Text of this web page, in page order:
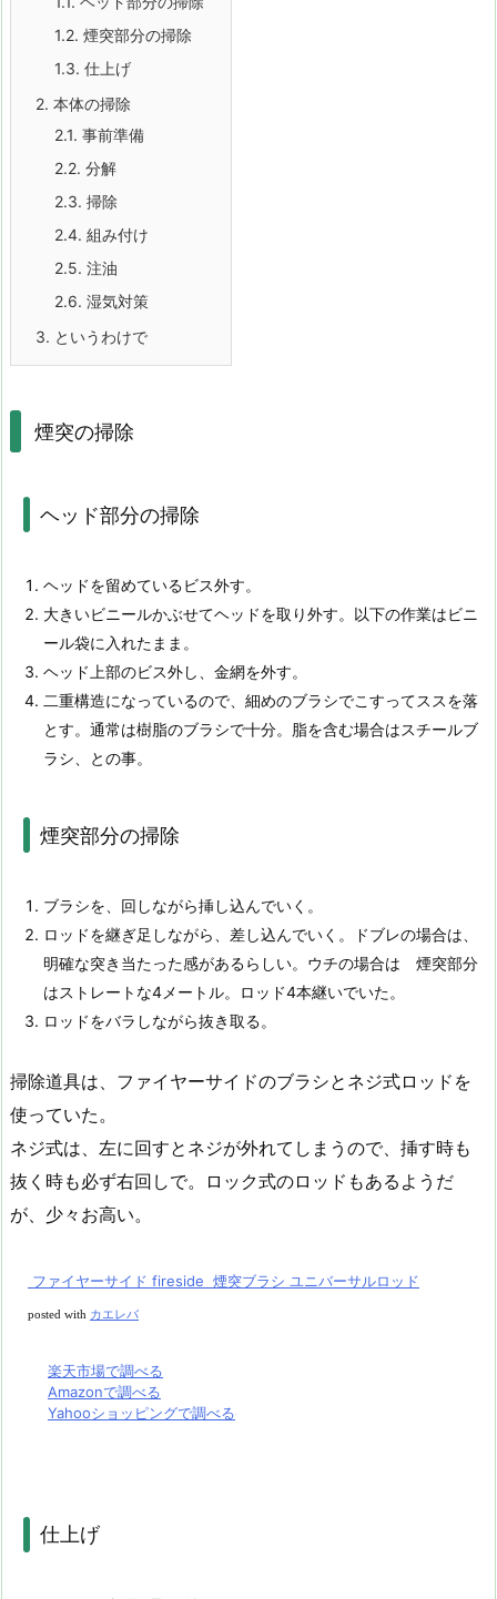
1.2. 煙突部分の掃除
1.3. 仕上げ
2. 本体の掃除
2.1. 事前準備
2.2. 分解
2.3. 掃除
2.4. 組み付け
2.5. 注油
2.6. 湿気対策
3. というわけで
煙突の掃除
ヘッド部分の掃除
ヘッドを留めているビス外す。
大きいビニールかぶせてヘッドを取り外す。以下の作業はビニ
ール袋に入れたまま。
ヘッド上部のビス外し、金網を外す。
二重構造になっているので、細めのブラシでこすってススを落
とす。通常は樹脂のブラシで十分。脂を含む場合はスチールブ
ラシ、との事。
煙突部分の掃除
ブラシを、回しながら挿し込んでいく。
ロッドを継ぎ足しながら、差し込んでいく。ドブレの場合は、
明確な突き当たった感があるらしい。ウチの場合は 煙突部分
はストレートな4メートル。ロッド4本継いでいた。
ロッドをバラしながら抜き取る。
掃除道具は、ファイヤーサイドのブラシとネジ式ロッドを
使っていた。
ネジ式は、左に回すとネジが外れてしまうので、挿す時も
抜く時も必ず右回しで。ロック式のロッドもあるようだ
が、少々お高い。
ファイヤーサイド fireside 煙突ブラシ ユニバーサルロッド
posted with カエレバ
楽天市場で調べる
Amazonで調べる
Yahooショッピングで調べる
仕上げ